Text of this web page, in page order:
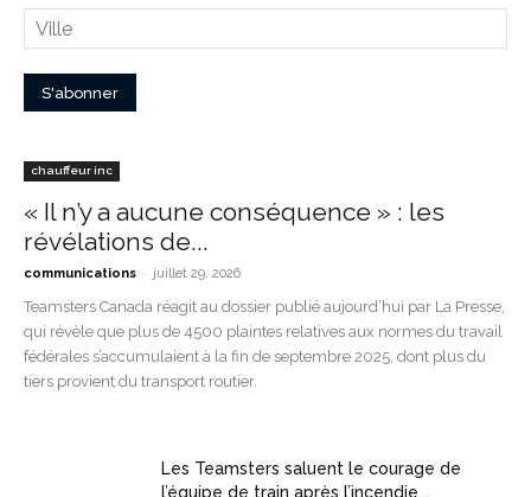
chauffeur inc
« Il n’y a aucune conséquence » : les
révélations de...
communications - juillet 29, 2026
Teamsters Canada réagit au dossier publié aujourd’hui par La Presse,
qui révèle que plus de 4500 plaintes relatives aux normes du travail
fédérales s’accumulaient à la fin de septembre 2025, dont plus du
tiers provient du transport routier.
Les Teamsters saluent le courage de
l’équipe de train après l’incendie...